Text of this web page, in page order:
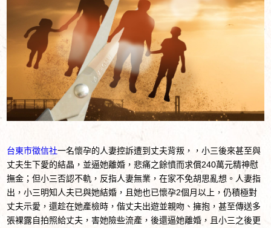
台東市徵信社一名懷孕的人妻控訴遭到丈夫背叛，，小三後來甚至與
丈夫生下愛的結晶，並逼她離婚，悲痛之餘憤而求償240萬元精神慰
撫金；但小三否認不軌，反指人妻無業，在家不免胡思亂想。人妻指
出，小三明知人夫已與她結婚，且她也已懷孕2個月以上，仍積極對
丈夫示愛，還趁在她產檢時，偕丈夫出遊並親吻、擁抱，甚至傳送多
張裸露自拍照給丈夫，害她險些流產，後還逼她離婚，且小三之後更